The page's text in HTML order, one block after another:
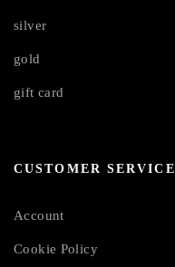
silver
gold
gift card
CUSTOMER SERVICE
Account
Cookie Policy